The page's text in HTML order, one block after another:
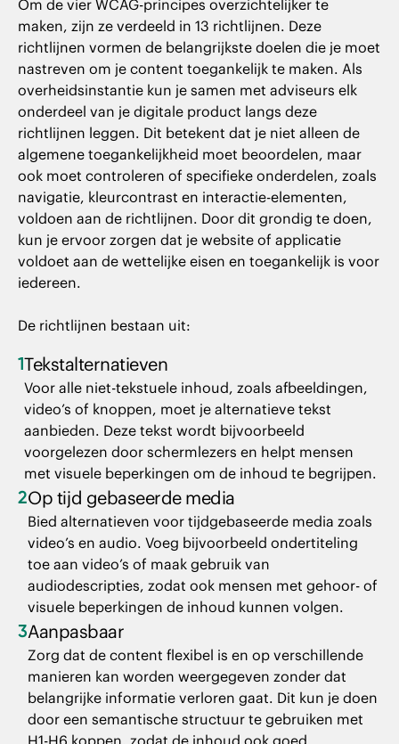
Om de vier WCAG-principes overzichtelijker te
maken, zijn ze verdeeld in 13 richtlijnen. Deze
richtlijnen vormen de belangrijkste doelen die je moet
nastreven om je content toegankelijk te maken. Als
overheidsinstantie kun je samen met adviseurs elk
onderdeel van je digitale product langs deze
richtlijnen leggen. Dit betekent dat je niet alleen de
algemene toegankelijkheid moet beoordelen, maar
ook moet controleren of specifieke onderdelen, zoals
navigatie, kleurcontrast en interactie-elementen,
voldoen aan de richtlijnen. Door dit grondig te doen,
kun je ervoor zorgen dat je website of applicatie
voldoet aan de wettelijke eisen en toegankelijk is voor
iedereen.
De richtlijnen bestaan uit:
1Tekstalternatieven
Voor alle niet-tekstuele inhoud, zoals afbeeldingen,
video’s of knoppen, moet je alternatieve tekst
aanbieden. Deze tekst wordt bijvoorbeeld
voorgelezen door schermlezers en helpt mensen
met visuele beperkingen om de inhoud te begrijpen.
2Op tijd gebaseerde media
Bied alternatieven voor tijdgebaseerde media zoals
video’s en audio. Voeg bijvoorbeeld ondertiteling
toe aan video’s of maak gebruik van
audiodescripties, zodat ook mensen met gehoor- of
visuele beperkingen de inhoud kunnen volgen.
3Aanpasbaar
Zorg dat de content flexibel is en op verschillende
manieren kan worden weergegeven zonder dat
belangrijke informatie verloren gaat. Dit kun je doen
door een semantische structuur te gebruiken met
H1-H6 koppen, zodat de inhoud ook goed